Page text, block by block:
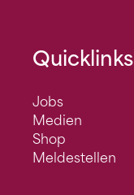
Quicklinks
Jobs
Medien
Shop
Meldestellen